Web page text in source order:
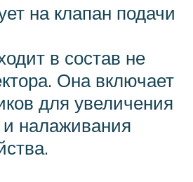
на клапан подачи
в состав не
Она включает
для увеличения
и налаживания